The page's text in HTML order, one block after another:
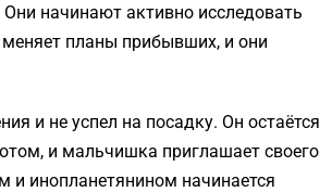
начинают активно исследовать
планы прибывших, и они
и не успел на посадку. Он остаётся
и мальчишка приглашает своего
и инопланетянином начинается